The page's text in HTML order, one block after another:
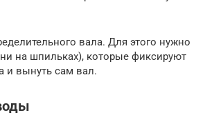
вала. Для этого нужно
на шпильках), которые фиксируют
и вынуть сам вал.